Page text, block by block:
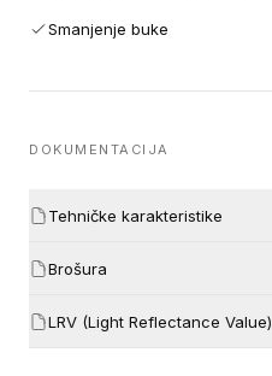
Smanjenje buke
DOKUMENTACIJA
Tehničke karakteristike
Brošura
LRV (Light Reflectance Value)